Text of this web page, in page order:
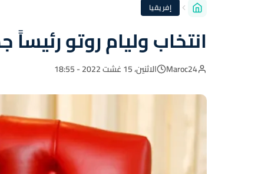
إفريقيا
انتخاب وليام روتو رئيساً
Maroc24 الاثنين، 15 غشت 2022 - 18:55